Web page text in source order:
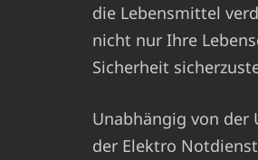
die Lebensmittel
nicht nur Ihre
Sicherheit
Unabhängig von der
der Elektro